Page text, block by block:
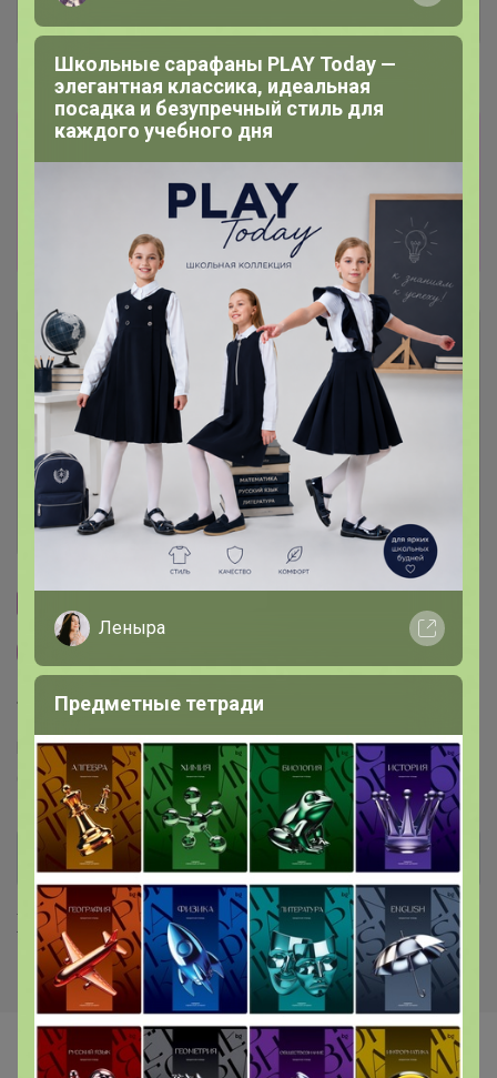
Новости
Развоз 22 августа Прямая оплата! Отписка по
прямой оплате встает до 30 минут! ТЕПЕРЬ
МОЖНО ПЛАТИТЬ ПО КУАР-КОДУ (СБП)
ОЧЕНЬ УДОБНО, БЕЗ ЛИШНИХ ЦИФР И
ДАННЫХ КАРТ! ОТПИСКА ВСТАЕТ СРАЗУ.
Описание
Условия участия
Ключевые даты
История проведённых выкупов
Другие СП организатора Артемида
Торговые марки
Puratos™ Италика™ Чудское озеро™
Sen Soy™
COOKING™
Dolce-Rosa™ Баринофф™
Хиты продаж
Школьные сарафаны PLAY Today —
элегантная классика, идеальная
посадка и безупречный стиль для
каждого учебного дня
Леныра
Предметные тетради